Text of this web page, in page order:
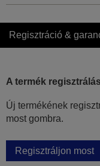
Regisztráció &
A termék
Új termékének
most gombra.
Regisztráljon most